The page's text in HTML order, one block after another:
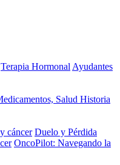
Terapia Hormonal Ayudantes
Salud Historia
cáncer Duelo y Pérdida
OncoPilot: Navegando la